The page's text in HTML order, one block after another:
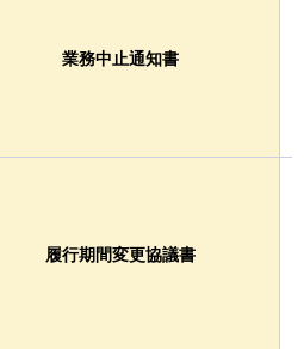
業務中止通知書
履行期間変更協議書